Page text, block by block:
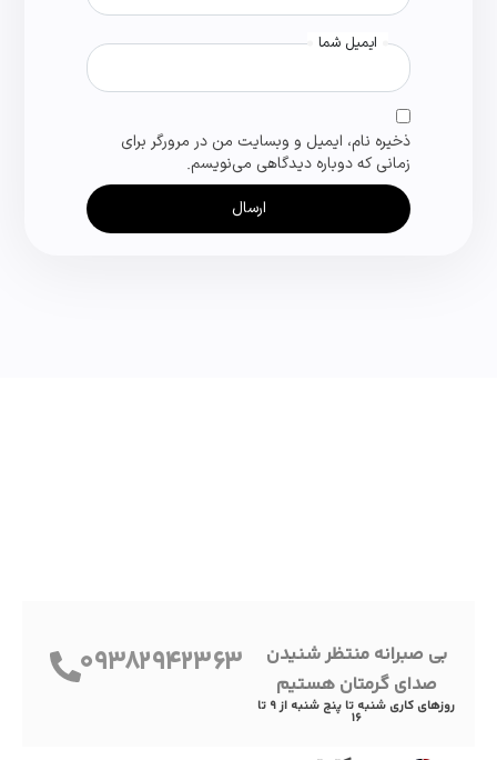
ایمیل شما
ذخیره نام، ایمیل و وبسایت من در مرورگر برای
زمانی که دوباره دیدگاهی می‌نویسم.
ارسال
بی صبرانه منتظر شنیدن
صدای گرمتان هستیم
روزهای کاری شنبه تا پنج شنبه از 9 تا
16
09382942363